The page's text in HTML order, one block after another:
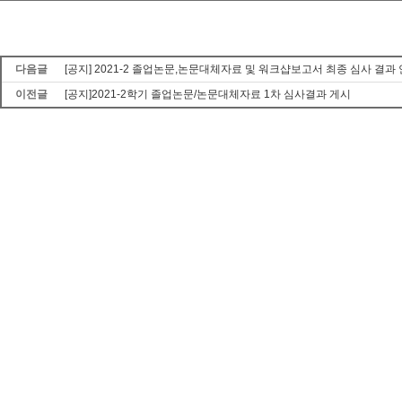
다음글
[공지] 2021-2 졸업논문,논문대체자료 및 워크샵보고서 최종 심사 결과
이전글
[공지]2021-2학기 졸업논문/논문대체자료 1차 심사결과 게시